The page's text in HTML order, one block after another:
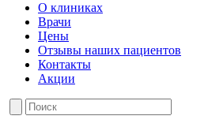
О клиниках
Врачи
Цены
Отзывы наших пациентов
Контакты
Акции